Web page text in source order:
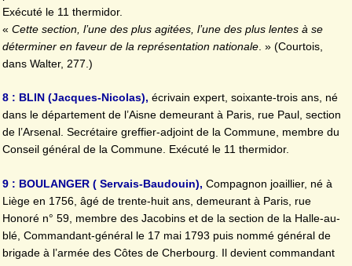
Exécuté le 11 thermidor.
« Cette section, l’une des plus agitées, l’une des plus lentes à se
déterminer en faveur de la représentation nationale . » (Courtois,
dans Walter, 277.)
8 : BLIN (Jacques-Nicolas), écrivain expert, soixante-trois ans, né
dans le département de l’Aisne demeurant à Paris, rue Paul, section
de l’Arsenal. Secrétaire greffier-adjoint de la Commune, membre du
Conseil général de la Commune. Exécuté le 11 thermidor.
9 : BOULANGER ( Servais-Baudouin), Compagnon joaillier, né à
Liège en 1756, âgé de trente-huit ans, demeurant à Paris, rue
Honoré n° 59, membre des Jacobins et de la section de la Halle-au-
blé, Commandant-général le 17 mai 1793 puis nommé général de
brigade à l’armée des Côtes de Cherbourg. Il devient commandant